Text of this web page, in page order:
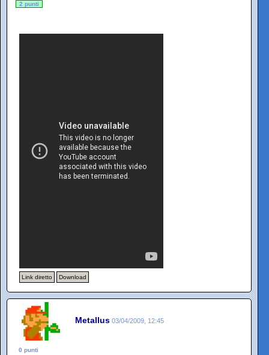
2 punti
Link diretto Download
Metallus 03/04/2009, 12:45
0 punti